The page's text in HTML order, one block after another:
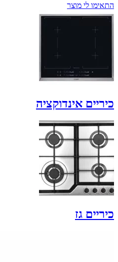
התאימו לי מוצר
כיריים אינדוקציה
כיריים גז